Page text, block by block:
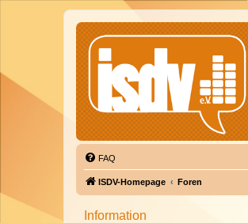
FAQ
ISDV-Homepage Foren
Information